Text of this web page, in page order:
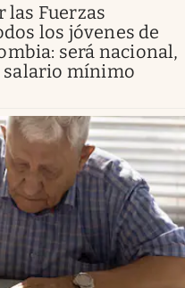
las Fuerzas
los jóvenes de
será nacional,
salario mínimo